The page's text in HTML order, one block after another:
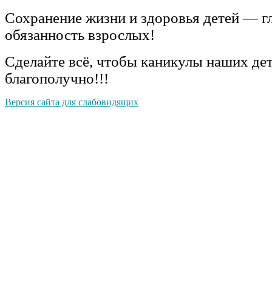
Сохранение жизни и здоровья детей —
обязанность взрослых!
Сделайте всё, чтобы каникулы наших
благополучно!!!
Версия сайта для слабовидящих